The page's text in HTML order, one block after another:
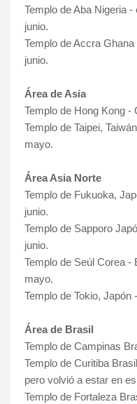
Templo de Aba Nigeria
junio.
Templo de Accra
junio.
Área de Asia
Templo de Hong Kong -
Templo de Taipei,
mayo.
Área Asia Norte
Templo de Fukuoka,
junio.
Templo de Sapporo
junio.
Templo de Seúl Corea -
mayo.
Templo de Tokio,
Área de Brasil
Templo de Campinas
Templo de Curitiba
pero volvió a estar en
Templo de Fortaleza